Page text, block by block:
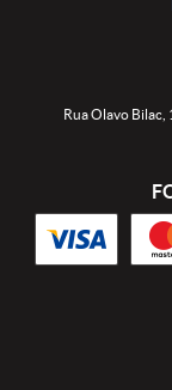
Rua Olavo Bilac,